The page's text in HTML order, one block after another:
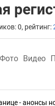
0, рейтинг:
Фото Видео
- анонсы